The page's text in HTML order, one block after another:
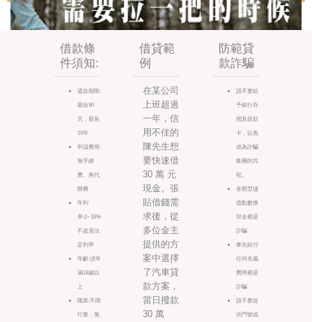
借款條
件須知:
還款期限:
最短90
天，最長
10年
申請費用:
無手續
費、無代
辦費
年利
率:2~16%
不超過法
定利率
年齡:須年
滿18歲以
上
職業:不限
行業，無
借貸範
例
在某公司
上班超過
一年，信
用不佳的
陳先生想
要快速借
30 萬 元
現金。張
貼借錢需
求後，從
多位金主
提供的方
案中選擇
了汽車貸
款方案，
當日撥款
30 萬
防範貸
款詐騙
請不要給
予銀行存
摺及提款
卡，以免
成為詐騙
集團的共
犯。
各類型儲
值點數換
現金都是
詐騙
事先給付
任何名義
費用都是
詐騙
請不要提
供門號或